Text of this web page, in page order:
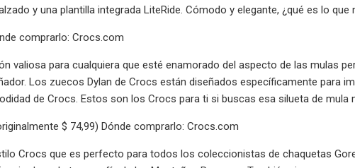
y una plantilla integrada LiteRide. Cómodo y elegante, ¿qué es lo que
comprarlo: Crocs.com
valiosa para cualquiera que esté enamorado del aspecto de las mulas
Los zuecos Dylan de Crocs están diseñados específicamente para
de Crocs. Estos son los Crocs para ti si buscas esa silueta de mula
$ 74,99) Dónde comprarlo: Crocs.com
Crocs que es perfecto para todos los coleccionistas de chaquetas